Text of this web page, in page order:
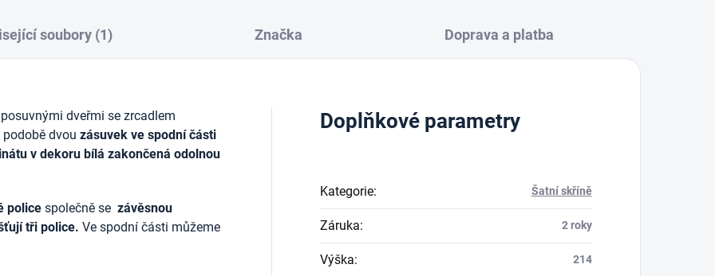
soubory (1) Značka Doprava a platba
dveřmi se zrcadlem
podobě dvou zásuvek ve spodní části
v dekoru bílá zakončená odolnou
police společně se závěsnou
tři police. Ve spodní části můžeme
Doplňkové parametry
Kategorie: Šatní skříně
Záruka: 2 roky
Výška: 214